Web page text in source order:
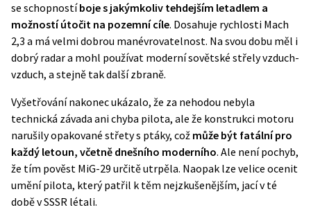
se schopnostíboje s jakýmkoliv tehdejším letadlem a
možností útočit na pozemní cíle. Dosahuje rychlosti Mach
2,3 a má velmi dobrou manévrovatelnost. Na svou dobu měl i
dobrý radar a mohl používat moderní sovětské střely vzduch-
vzduch, a stejně tak další zbraně.
Vyšetřování nakonec ukázalo, že za nehodou nebyla
technická závada ani chyba pilota, ale že konstrukci motoru
narušily opakované střety s ptáky, což může být fatální pro
každý letoun, včetně dnešního moderního. Ale není pochyb,
že tím pověst MiG-29 určitě utrpěla. Naopak lze velice ocenit
umění pilota, který patřil k těm nejzkušenějším, jací v té
době v SSSR létali.